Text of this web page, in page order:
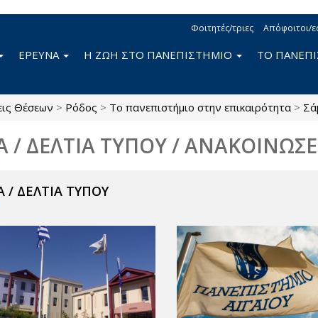
Φοιτητές/τριες Απόφοιτοι/
ΕΡΕΥΝΑ Η ΖΩΗ ΣΤΟ ΠΑΝΕΠΙΣΤΗΜΙΟ ΤΟ
Θέσεων > Ρόδος > Το πανεπιστήμιο στην επικαιρότητα >
/ ΔΕΛΤΙΑ ΤΥΠΟΥ /
/ ΔΕΛΤΙΑ ΤΥΠΟΥ